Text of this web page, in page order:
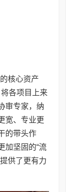
核心资产
将各项目上来
审专家，纳
宽、专业更
的带头作
加坚固的“流
供了更有力